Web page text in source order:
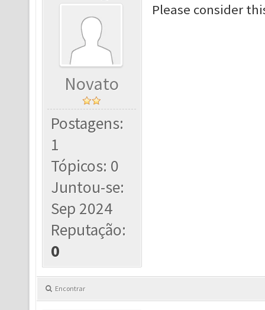
Novato
Postagens:
1
Tópicos: 0
Juntou-se:
Sep 2024
Reputação:
0
Please consider
Encontrar